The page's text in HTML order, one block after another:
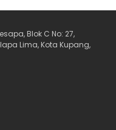
Blok C No: 27,
Lima, Kota Kupang,